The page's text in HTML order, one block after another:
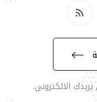
الالكتروني.